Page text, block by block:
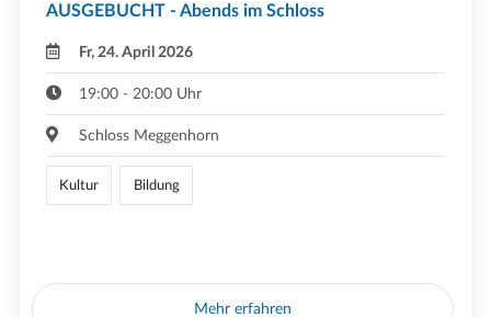
AUSGEBUCHT - Abends im Schloss
Fr, 24. April 2026
19:00 - 20:00 Uhr
Schloss Meggenhorn
Kultur Bildung
Mehr erfahren